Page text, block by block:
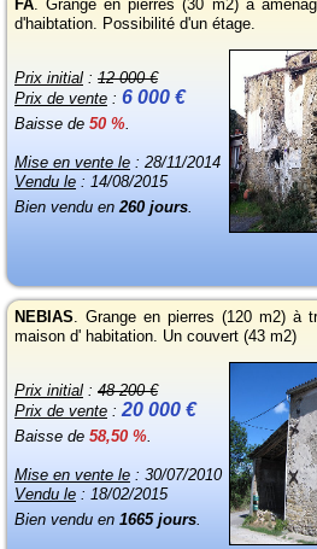
FA. Grange en pierres (30 m2) à
d'haibtation. Possibilité d'un étage.
Prix initial: 12 000 €
Prix de vente : 6 000 €
Baisse de 50 %.
Mise en vente le : 28/11/2014
Vendu le : 14/08/2015
Bien vendu en260 jours.
NEBIAS. Grange en pierres (120 m2) à
maison d' habitation. Un couvert (43 m2)
Prix initial: 48 200 €
Prix de vente :20 000 €
Baisse de 58,50 %.
Mise en vente le : 30/07/2010
Vendu le : 18/02/2015
Bien vendu en 1665 jours.